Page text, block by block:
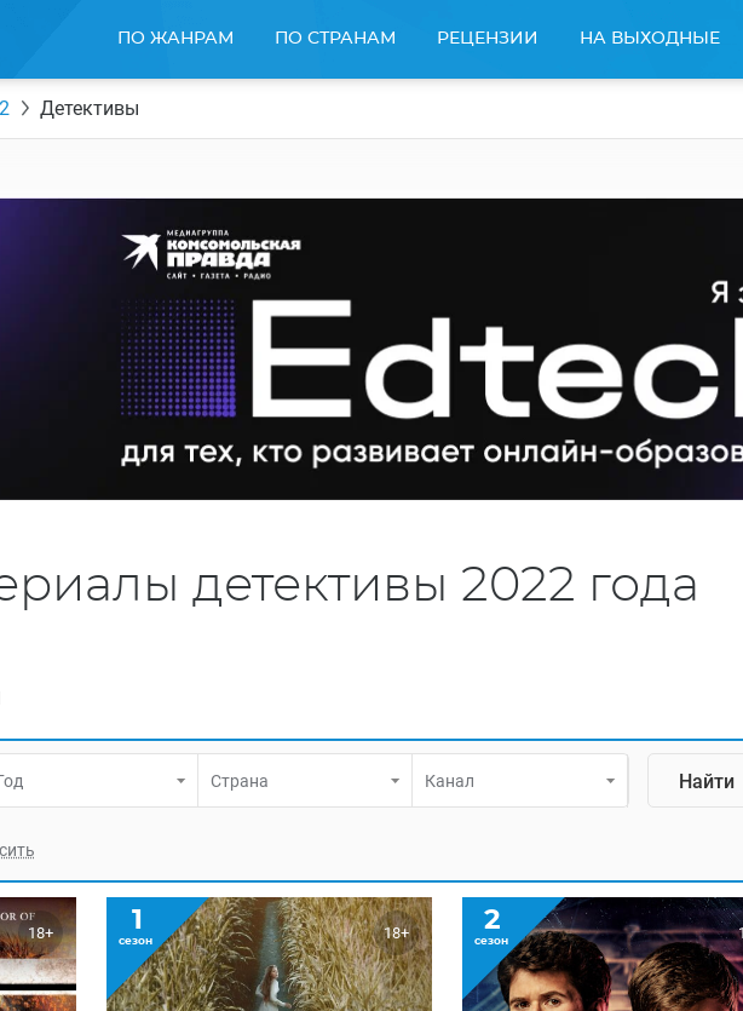
ПО ЖАНРАМ ПО СТРАНАМ РЕЦЕНЗИИ НА ВЫХОДНЫЕ
Детективы
детективы 2022 года
Страна Канал
18+ 1
сезон 18+ 2
сезон